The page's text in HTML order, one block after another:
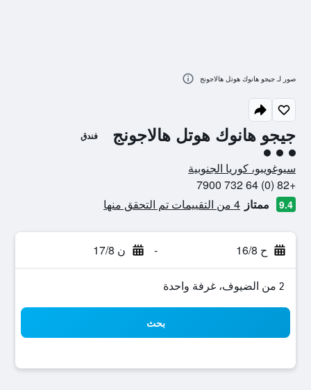
جيجو هانوك هوتل هالاجونج فندق
تقييم فئة 3
سيوغويبو، كوريا الجنوبية
+82 (0) 64 732 7900
9.4 ممتاز 4 من التقييمات تم التحقق منها
ح 16/8 - ن 17/8
2 من الضيوف، غرفة واحدة
بحث
صور لـ جيجو هانوك هوتل هالاجونج